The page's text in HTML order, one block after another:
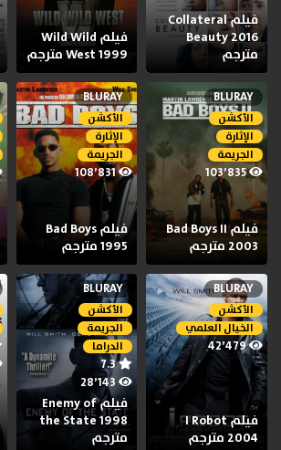
فيلم Collateral
Beauty 2016
مترجم
فيلم Wild Wild
West 1999 مترجم
BLURAY
الأكشن
الإثارة
الجريمة
103٬835
فيلم Bad Boys II
2003 مترجم
BLURAY
الأكشن
الإثارة
الجريمة
108٬831
فيلم Bad Boys
1995 مترجم
BLURAY
الأكشن
الخيال العلمي
42٬479
فيلم I Robot
2004 مترجم
BLURAY
الأكشن
الجريمة
الدراما
7.3
28٬143
فيلم Enemy of
the State 1998
مترجم